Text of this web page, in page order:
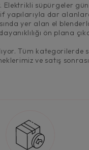
süpürgeler
yapılarıyla dar
yer alan el
ön plana
Tüm kategorilerde
ve satış